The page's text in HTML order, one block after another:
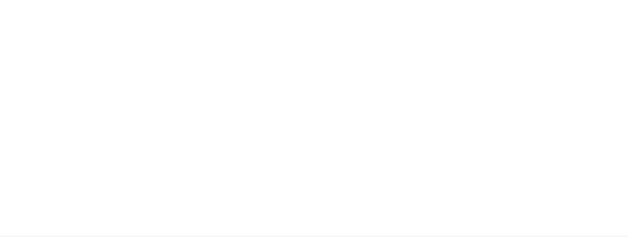
i zaštitu vodnih izvora. U obradi komunalne vode, zeolit omekšava tvrdu vodu izmjenom kalcijevih i
Mogućnost regeneracije omogućuje ekonomičnu ponovnu upotrebu u sustavima za obradu, čineći
prinose usjeva. Povećava poroznost tla i zadržavanje vode, smanjuje oticanje i poboljšava otpornost na
teške metale, stvarajući zdraviji uzgojni okoliš. Kada se dodaje u stočnu hranu, zeolit adsorbira